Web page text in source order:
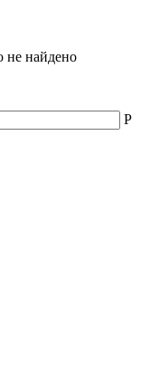
не найдено
Р